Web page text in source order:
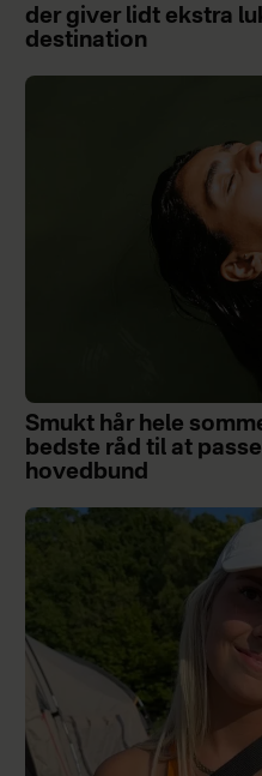
der giver lidt ekstra
destination
Smukt hår hele
bedste råd til at
hovedbund